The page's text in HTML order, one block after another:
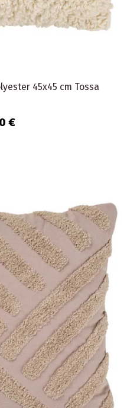
45x45 cm Tossa
€